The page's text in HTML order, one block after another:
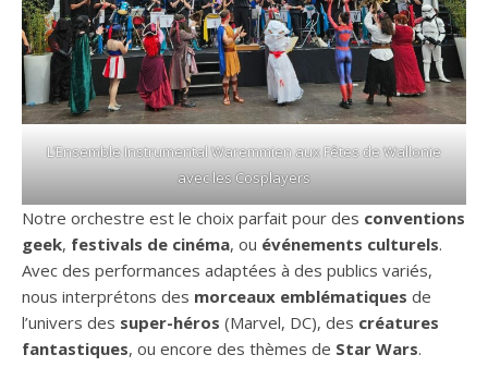
L’Ensemble Instrumental Waremmien aux Fêtes de Wallonie
avec les Cosplayers
Notre orchestre est le choix parfait pour des conventions
geek, festivals de cinéma, ou événements culturels.
Avec des performances adaptées à des publics variés,
nous interprétons des morceaux emblématiques de
l’univers des super-héros (Marvel, DC), des créatures
fantastiques, ou encore des thèmes de Star Wars.